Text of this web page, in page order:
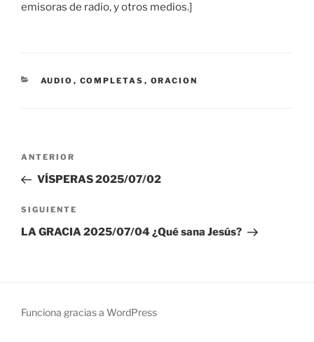
emisoras de radio, y otros medios.]
CATEGORÍAS
AUDIO , COMPLETAS , ORACION
Navegación
entradas
Entrada
anterior:
ANTERIOR
VÍSPERAS 2025/07/02
Siguiente
entrada
SIGUIENTE
LA GRACIA 2025/07/04 ¿Qué sana Jesús?
Funciona gracias a WordPress